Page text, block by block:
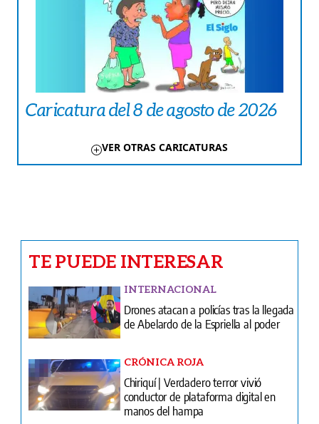
Caricatura del 8 de agosto de 2026
VER OTRAS CARICATURAS
Drones atacan a policías tras la llegada
de Abelardo de la Espriella al poder
CRÓNICA ROJA
Chiriquí | Verdadero terror vivió
conductor de plataforma digital en
CRÓNICA ROJA
Endiablado se metió a la casa de su
exsuegro y los hizo vivir minutos de